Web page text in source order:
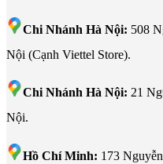
Chi Nhánh Hà Nội: 508
Nội (Cạnh Viettel Store).
Chi Nhánh Hà Nội: 21
Nội.
Hồ Chí Minh: 173